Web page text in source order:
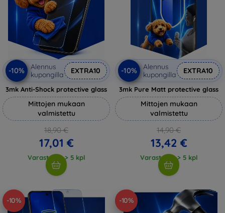
-10%
Alennus
kupongilla
EXTRA10
3mk Anti-Shock protective glass
Mittojen mukaan
valmistettu
18,90 €
17,01 €
Varastossa > 5 kpl
-10%
Alennus
kupongilla
EXTRA10
3mk Pure Matt protective glass
Mittojen mukaan
valmistettu
14,90 €
13,42 €
Varastossa > 5 kpl
-10% -10%